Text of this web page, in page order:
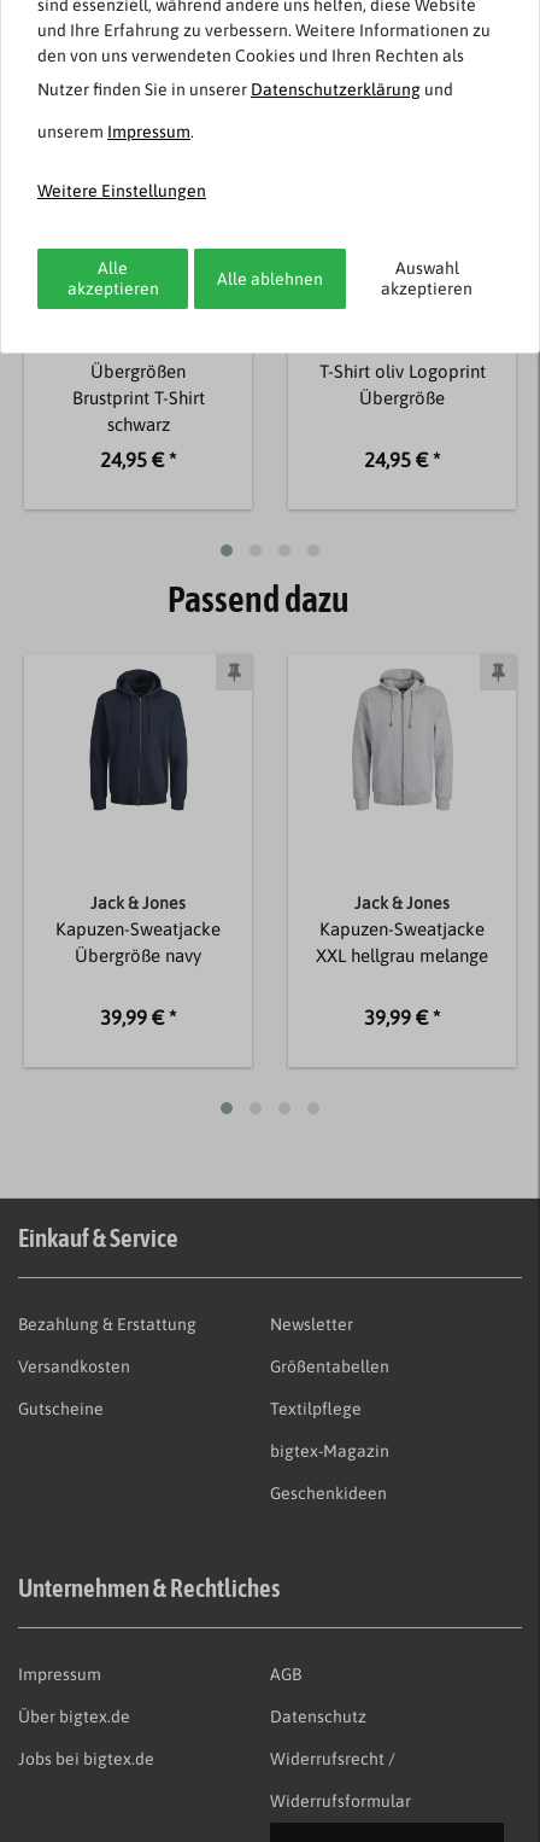
Weitere Artikel von North Latitude
Übergrößen
Brustprint T-Shirt
schwarz
24,95 € *
T-Shirt oliv Logoprint
Übergröße
24,95 € *
Passend dazu
Jack & Jones
Kapuzen-Sweatjacke
Übergröße navy
39,99 € *
Jack & Jones
Kapuzen-Sweatjacke
XXL hellgrau melange
39,99 € *
sind essenziell, während andere uns helfen, diese Website
und Ihre Erfahrung zu verbessern. Weitere Informationen zu
den von uns verwendeten Cookies und Ihren Rechten als
Nutzer finden Sie in unserer Daten­schutz­erklärung und
unserem Impressum.
Weitere Einstellungen
Alle
akzeptieren
Alle ablehnen
Auswahl
akzeptieren
Einkauf & Service
Bezahlung & Erstattung
Versandkosten
Gutscheine
Newsletter
Größentabellen
Textilpflege
bigtex-Magazin
Geschenkideen
Unternehmen & Rechtliches
Impressum
Über bigtex.de
Jobs bei bigtex.de
AGB
Datenschutz
Widerrufsrecht /
Widerrufsformular